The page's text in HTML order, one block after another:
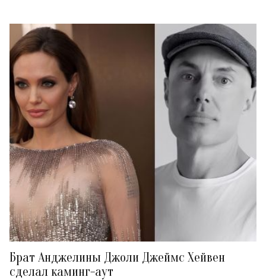
Брат Анджелины Джоли Джеймс Хейвен
сделал каминг-аут